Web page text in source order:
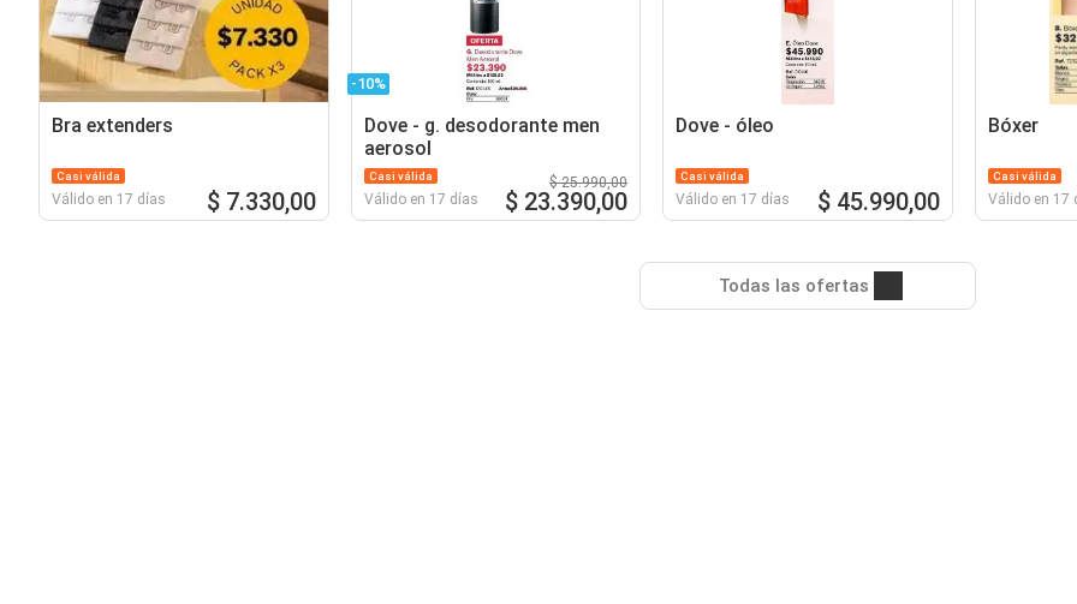
Bra extenders
Casi válida
Válido en 17 días $ 7.330,00
-10%
Dove - g. desodorante men
aerosol
Casi válida
Válido en 17 días
$ 25.990,00
$ 23.390,00
Dove - óleo
Casi válida
Válido en 17 días $ 45.990,00
Bóxer
Casi válida
Válido en 17
Todas las ofertas